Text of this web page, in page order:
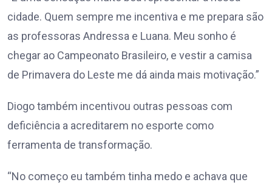
cidade. Quem sempre me incentiva e me prepara são
as professoras Andressa e Luana. Meu sonho é
chegar ao Campeonato Brasileiro, e vestir a camisa
de Primavera do Leste me dá ainda mais motivação.”
Diogo também incentivou outras pessoas com
deficiência a acreditarem no esporte como
ferramenta de transformação.
“No começo eu também tinha medo e achava que